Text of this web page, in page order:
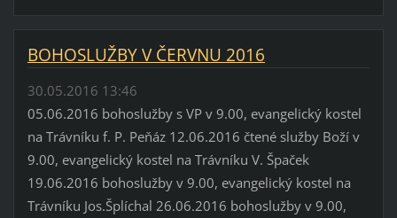
BOHOSLUŽBY V ČERVNU 2016
30.05.2016 13:46
05.06.2016 bohoslužby s VP v 9.00, evangelický kostel
na Trávníku f. P. Peňáz 12.06.2016 čtené služby Boží v
9.00, evangelický kostel na Trávníku V. Špaček
19.06.2016 bohoslužby v 9.00, evangelický kostel na
Trávníku Jos.Šplíchal 26.06.2016 bohoslužby v 9.00,